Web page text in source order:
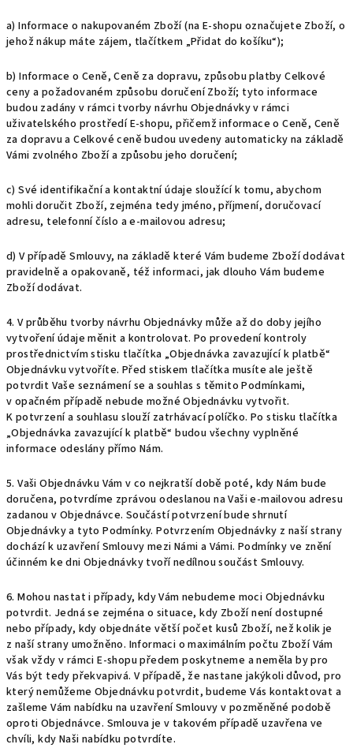
a) Informace o nakupovaném Zboží (na E-shopu označujete Zboží, o
jehož nákup máte zájem, tlačítkem „Přidat do košíku“);
b) Informace o Ceně, Ceně za dopravu, způsobu platby Celkové
ceny a požadovaném způsobu doručení Zboží; tyto informace
budou zadány v rámci tvorby návrhu Objednávky v rámci
uživatelského prostředí E-shopu, přičemž informace o Ceně, Ceně
za dopravu a Celkové ceně budou uvedeny automaticky na základě
Vámi zvolného Zboží a způsobu jeho doručení;
c) Své identifikační a kontaktní údaje sloužící k tomu, abychom
mohli doručit Zboží, zejména tedy jméno, příjmení, doručovací
adresu, telefonní číslo a e-mailovou adresu;
d) V případě Smlouvy, na základě které Vám budeme Zboží dodávat
pravidelně a opakovaně, též informaci, jak dlouho Vám budeme
Zboží dodávat.
4. V průběhu tvorby návrhu Objednávky může až do doby jejího
vytvoření údaje měnit a kontrolovat. Po provedení kontroly
prostřednictvím stisku tlačítka „Objednávka zavazující k platbě“
Objednávku vytvoříte. Před stiskem tlačítka musíte ale ještě
potvrdit Vaše seznámení se a souhlas s těmito Podmínkami,
v opačném případě nebude možné Objednávku vytvořit.
K potvrzení a souhlasu slouží zatrhávací políčko. Po stisku tlačítka
„Objednávka zavazující k platbě“ budou všechny vyplněné
informace odeslány přímo Nám.
5. Vaši Objednávku Vám v co nejkratší době poté, kdy Nám bude
doručena, potvrdíme zprávou odeslanou na Vaši e-mailovou adresu
zadanou v Objednávce. Součástí potvrzení bude shrnutí
Objednávky a tyto Podmínky. Potvrzením Objednávky z naší strany
dochází k uzavření Smlouvy mezi Námi a Vámi. Podmínky ve znění
účinném ke dni Objednávky tvoří nedílnou součást Smlouvy.
6. Mohou nastat i případy, kdy Vám nebudeme moci Objednávku
potvrdit. Jedná se zejména o situace, kdy Zboží není dostupné
nebo případy, kdy objednáte větší počet kusů Zboží, než kolik je
z naší strany umožněno. Informaci o maximálním počtu Zboží Vám
však vždy v rámci E-shopu předem poskytneme a neměla by pro
Vás být tedy překvapivá. V případě, že nastane jakýkoli důvod, pro
který nemůžeme Objednávku potvrdit, budeme Vás kontaktovat a
zašleme Vám nabídku na uzavření Smlouvy v pozměněné podobě
oproti Objednávce. Smlouva je v takovém případě uzavřena ve
chvíli, kdy Naši nabídku potvrdíte.